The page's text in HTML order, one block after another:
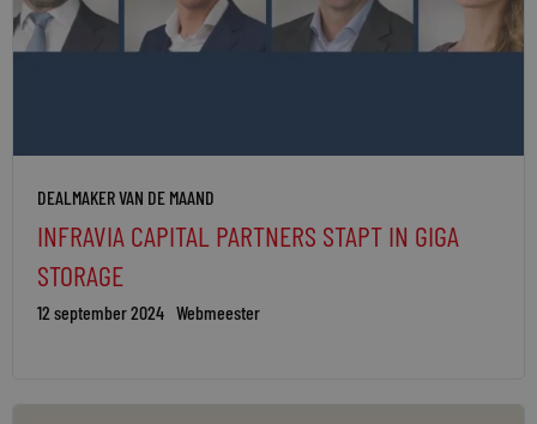
DEALMAKER VAN DE MAAND
INFRAVIA CAPITAL PARTNERS STAPT IN GIGA
STORAGE
12 september 2024 Webmeester